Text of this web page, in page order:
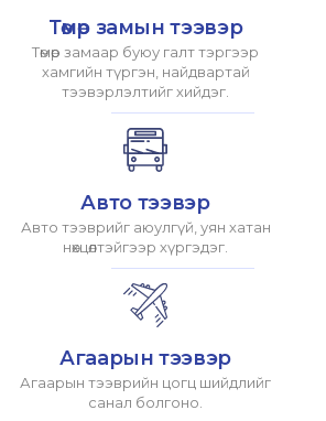
Төмөр замын тээвэр
Төмөр замаар буюу галт тэргээр
хамгийн түргэн, найдвартай
тээвэрлэлтийг хийдэг.
Авто тээвэр
Авто тээврийг аюулгүй, уян хатан
нөхцөлтэйгээр хүргэдэг.
Агаарын тээвэр
Агаарын тээврийн цогц шийдлийг
санал болгоно.